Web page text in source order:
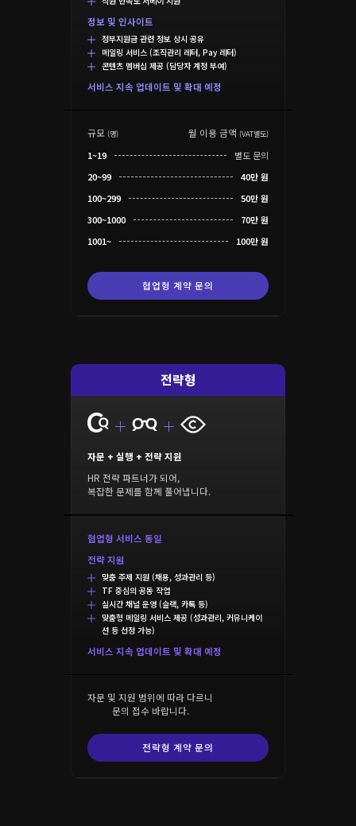
정보 및 인사이트
정부지원금 관련 정보 상시 공유
메일링 서비스 (조직관리 레터, Pay 레터)
콘텐츠 멤버십 제공 (담당자 계정 부여)
서비스 지속 업데이트 및 확대 예정
규모 (명) 월 이용 금액 (VAT별도)
1~19
별도 문의
20~99
40만 원
100~299
50만 원
300~1000
70만 원
1001~
100만 원
협업형 계약 문의
전략형
자문 + 실행 + 전략 지원
HR 전략 파트너가 되어,
복잡한 문제를 함께 풀어냅니다.
협업형 서비스 동일
전략 지원
맞춤 주제 지원 (채용, 성과관리 등)
TF 중심의 공동 작업
실시간 채널 운영 (슬랙, 카톡 등)
맞춤형 메일링 서비스 제공 (성과관리, 커뮤니케이
션 등 선정 가능)
서비스 지속 업데이트 및 확대 예정
자문 및 지원 범위에 따라 다르니
문의 접수 바랍니다.
전략형 계약 문의